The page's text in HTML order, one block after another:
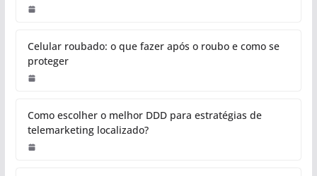
Celular roubado: o que fazer após o roubo e como se
proteger
Como escolher o melhor DDD para estratégias de
telemarketing localizado?